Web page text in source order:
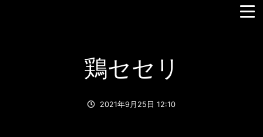
鶏セセリ
2021年9月25日 12:10